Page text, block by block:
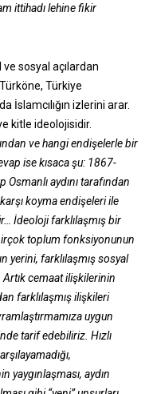
ittihadı lehine fikir
ve sosyal açılardan
Türkiye
İslamcılığın izlerini arar.
kitle ideolojisidir.
ve hangi endişelerle bir
ise kısaca şu: 1867-
Osmanlı aydını tarafından
koyma endişeleri ile
İdeoloji farklılaşmış bir
toplum fonksiyonunun
yerini, farklılaşmış sosyal
cemaat ilişkilerinin
farklılaşmış ilişkileri
uygun
tarif edebiliriz. Hızlı
yaygınlaşması, aydın